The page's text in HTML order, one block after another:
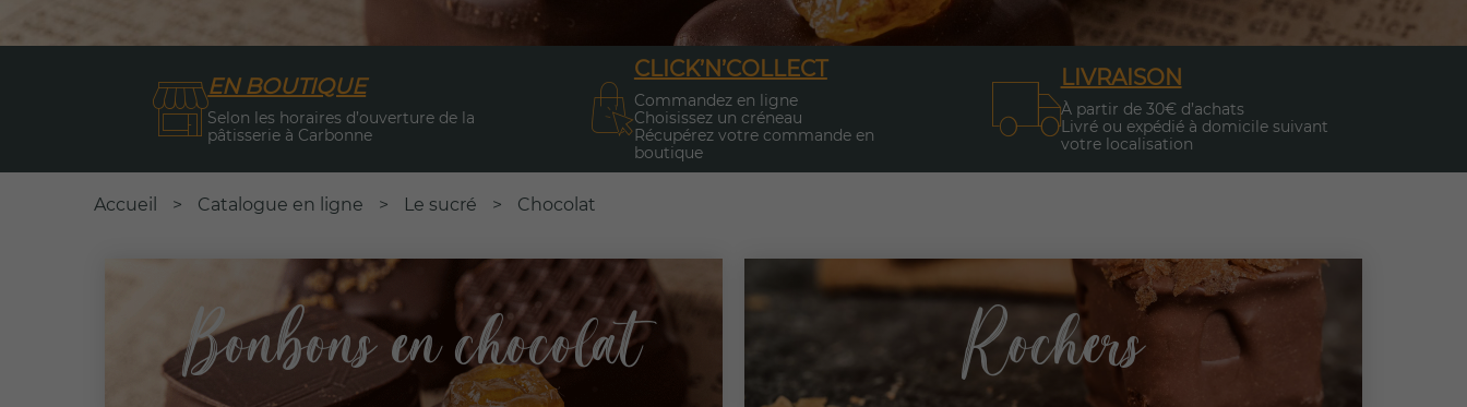
EN BOUTIQUE
Selon les horaires d’ouverture de la
pâtisserie à Carbonne
CLICK’N’COLLECT
Commandez en ligne
Choisissez un créneau
Récupérez votre commande en
boutique
LIVRAISON
À partir de 30€ d’achats
Livré ou expédié à domicile suivant
votre localisation
Accueil > Catalogue en ligne > Le sucré > Chocolat
Bonbons en chocolat
Rochers